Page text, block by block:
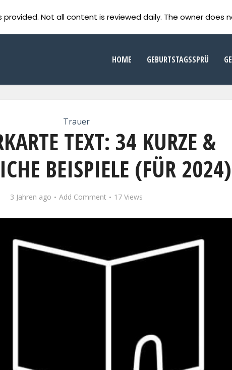
HOME GEBURTSTAGSSPRÜ
Trauer
TEXT: 34 KURZE &
BEISPIELE (FÜR 2024)
3 Jahren ago Add Comment 17 Views
Not all content is reviewed daily. The owner does